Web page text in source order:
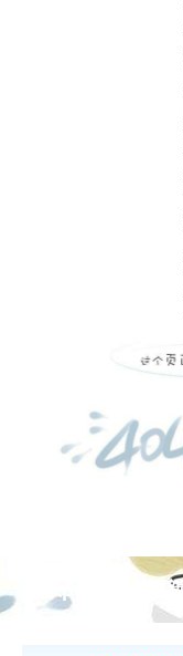
联系pg游戏库最新